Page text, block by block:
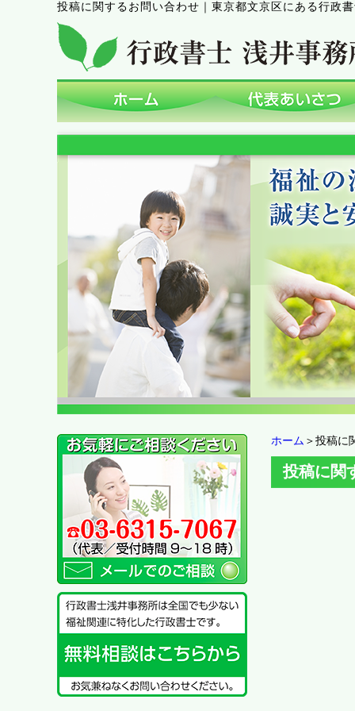
投稿に関するお問い合わせ 東京都文京区にある行政
ホーム ＞投稿に
投稿に関